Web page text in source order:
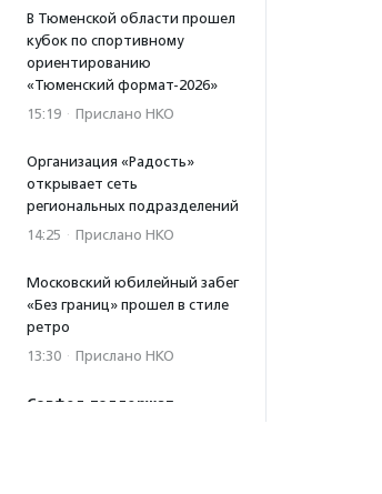
В Тюменской области прошел
кубок по спортивному
ориентированию
«Тюменский формат-2026»
15:19 · Прислано НКО
Организация «Радость»
открывает сеть
региональных подразделений
14:25 · Прислано НКО
Московский юбилейный забег
«Без границ» прошел в стиле
ретро
13:30 · Прислано НКО
Совфед поддержал